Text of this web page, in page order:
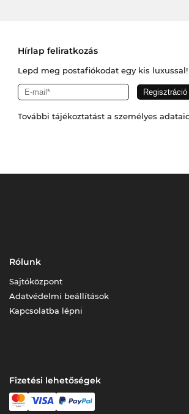
Hírlap feliratkozás
Lepd meg postafiókodat egy kis
További tájékoztatást a személyes
Rólunk
Sajtóközpont
Adatvédelmi beállítások
Kapcsolatba lépni
Fizetési lehetőségek